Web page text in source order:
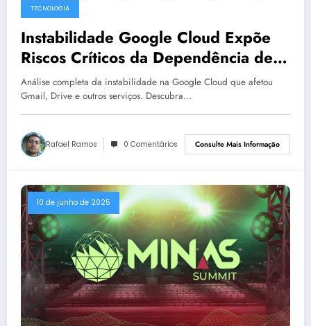
TECNOLOGIA
Instabilidade Google Cloud Expõe
Riscos Críticos da Dependência de
Provedor Único
Análise completa da instabilidade na Google Cloud que afetou
Gmail, Drive e outros serviços. Descubra…
Rafael Ramos 0 Comentários Consulte Mais Informação
10 de junho de 2025